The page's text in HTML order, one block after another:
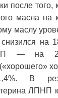
после того,
масла на
маслу
на
— на
В
ЛПНП